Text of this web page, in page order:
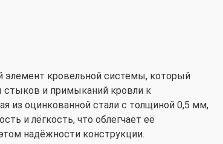
кровельной системы, который
стыков и примыканий кровли к
из оцинкованной стали с толщиной 0,5 мм,
и лёгкость, что облегчает её
надёжности конструкции.